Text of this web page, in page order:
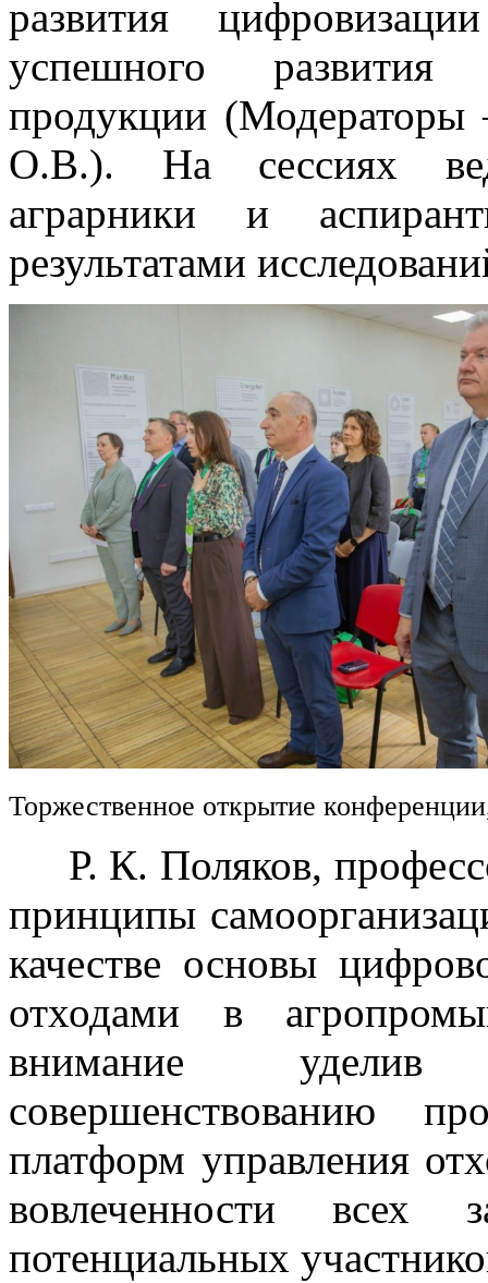
развития
успешного развития
продукции
О.В.). На сессиях
аграрники и
результатами
Торжественное открытие
Р. К. Поляков,
принципы
качестве основы
отходами в
внимание уделив
совершенствованию
платформ управления
вовлеченности всех
потенциальных